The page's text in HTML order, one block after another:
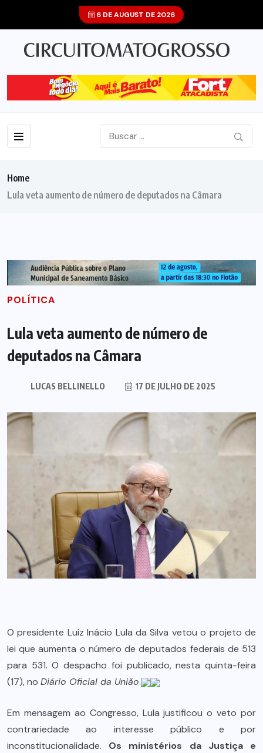
6 DE AUGUST DE 2026
Home
Lula veta aumento de número de deputados na Câmara
POLÍTICA
Lula veta aumento de número de
deputados na Câmara
LUCAS BELLINELLO 17 DE JULHO DE 2025
O presidente Luiz Inácio Lula da Silva vetou o projeto de
lei que aumenta o número de deputados federais de 513
para 531. O despacho foi publicado, nesta quinta-feira
(17), no Diário Oficial da União.
Em mensagem ao Congresso, Lula justificou o veto por
contrariedade ao interesse público e por
inconstitucionalidade. Os ministérios da Justiça e